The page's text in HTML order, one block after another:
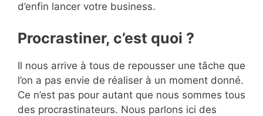
d’enfin lancer votre business.
Procrastiner, c’est quoi ?
Il nous arrive à tous de repousser une tâche que
l’on a pas envie de réaliser à un moment donné.
Ce n’est pas pour autant que nous sommes tous
des procrastinateurs. Nous parlons ici des